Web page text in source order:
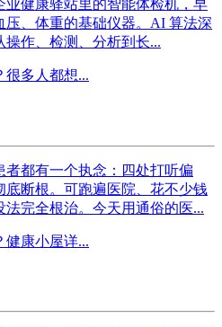
业健康驿站里的智能体检机，早
压、体重的基础仪器。AI 算法深
操作、检测、分析到长...
很多人都想...
者都有一个执念：四处打听偏
底断根。可跑遍医院、花不少钱
法完全根治。今天用通俗的医...
健康小屋详...